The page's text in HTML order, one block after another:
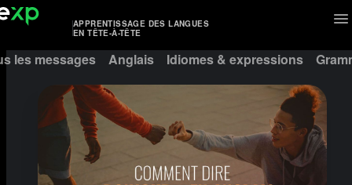
APPRENTISSAGE DES LANGUES
EN TÊTE-À-TÊTE
les messages Anglais Idiomes & expressions